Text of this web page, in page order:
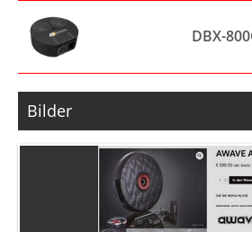
DBX-
Bilder